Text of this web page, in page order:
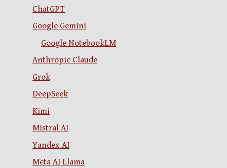
ChatGPT
Google Gemini
Google NotebookLM
Anthropic Claude
Grok
DeepSeek
Kimi
Mistral AI
Yandex AI
Meta AI Llama